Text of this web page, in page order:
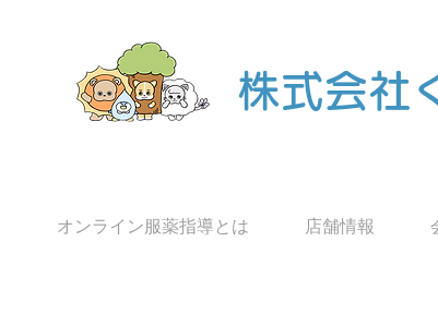
株式会社
オンライン服薬指導とは 店舗情報